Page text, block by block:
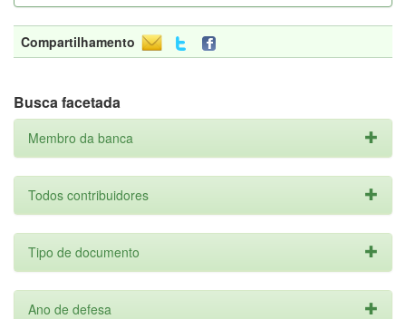
Compartilhamento
Busca facetada
Membro da banca
Todos contribuidores
Tipo de documento
Ano de defesa